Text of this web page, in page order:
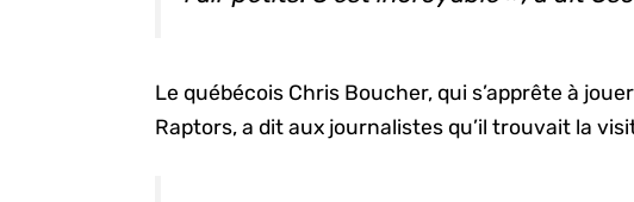
Le québécois Chris Boucher, qui s’apprête à
Raptors, a dit aux journalistes qu’il trouvait la